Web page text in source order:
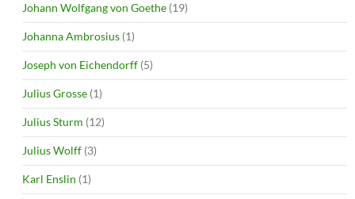
Johann Wolfgang von Goethe (19)
Johanna Ambrosius (1)
Joseph von Eichendorff (5)
Julius Grosse (1)
Julius Sturm (12)
Julius Wolff (3)
Karl Enslin (1)